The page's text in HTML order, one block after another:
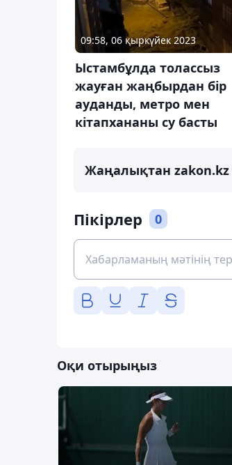
09:58, 06 қыркүйек 2023
Ыстамбұлда толассыз
жауған жаңбырдан бір
ауданды, метро мен
кітапхананы су басты
Жаңалықтан
Пікірлер 0
Оқи отырыңыз